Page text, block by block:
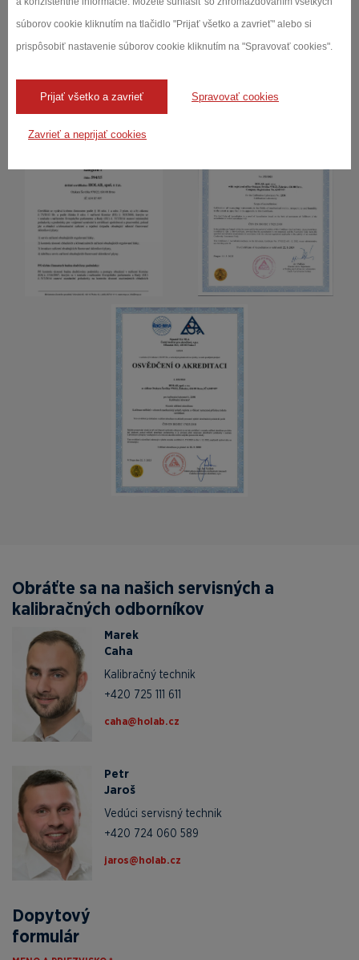
súborov cookie kliknutím na tlačidlo "Prijať všetko a zavrieť" alebo si
prispôsobiť nastavenie súborov cookie kliknutím na "Spravovať cookies".
Prijať všetko a zavrieť Spravovať cookies
Zavrieť a neprijať cookies
Certifikáty
Obráťte sa na našich servisných a
kalibračných odborníkov
Marek
Caha
Kalibračný technik
+420 725 111 611
zc.baloh@ahac
Petr
Jaroš
Vedúci servisný technik
+420 724 060 589
zc.baloh@soraj
Dopytový
formulár